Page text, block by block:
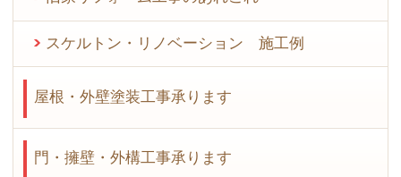
スケルトン・リノベーション 施工例
屋根・外壁塗装工事承ります
門・擁壁・外構工事承ります